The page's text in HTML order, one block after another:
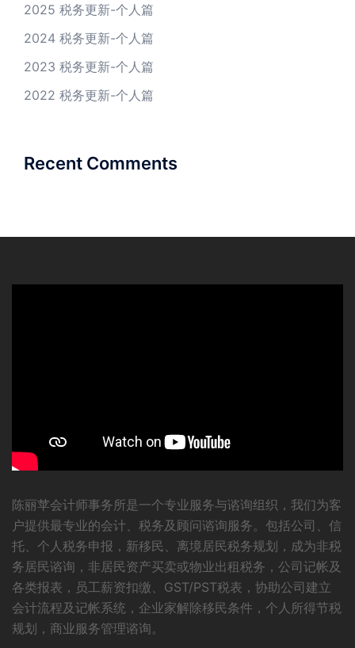
2025 税务更新-个人篇
2024 税务更新-个人篇
2023 税务更新-个人篇
2022 税务更新-个人篇
Recent Comments
陈丽苹会计师事务所是一个专业服务与谘询组织，我们为客
户提供最专业的会计、税务及顾问谘询服务。包括公司、信
托、个人税务申报，新移民、离境居民税务规划，成为非税
务居民谘询，非居民资产买卖或物业出租税务，公司记帐及
各类报表，员工薪资扣缴、GST/PST税表，协助公司建立
会计流程及记帐系统，企业家解除移民条件，个人所得节税
规划，商业服务管理谘询。